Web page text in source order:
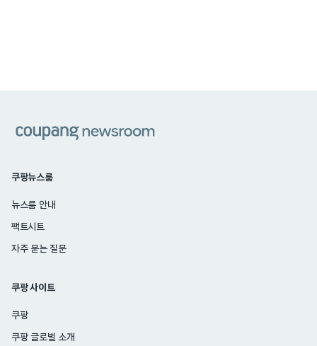
쿠팡뉴스룸
뉴스룸 안내
팩트시트
자주 묻는 질문
쿠팡 사이트
쿠팡
쿠팡 글로벌 소개